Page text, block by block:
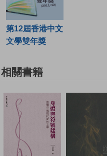
第12屆香港中文
文學雙年獎
相關書籍